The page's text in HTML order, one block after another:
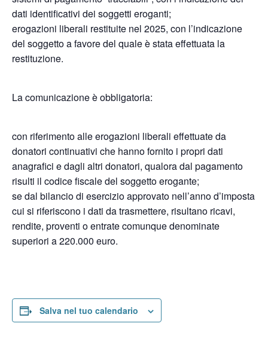
dati identificativi dei soggetti eroganti;
erogazioni liberali restituite nel 2025, con l’indicazione
del soggetto a favore del quale è stata effettuata la
restituzione.
La comunicazione è obbligatoria:
con riferimento alle erogazioni liberali effettuate da
donatori continuativi che hanno fornito i propri dati
anagrafici e dagli altri donatori, qualora dal pagamento
risulti il codice fiscale del soggetto erogante;
se dal bilancio di esercizio approvato nell’anno d’imposta
cui si riferiscono i dati da trasmettere, risultano ricavi,
rendite, proventi o entrate comunque denominate
superiori a 220.000 euro.
Salva nel tuo calendario